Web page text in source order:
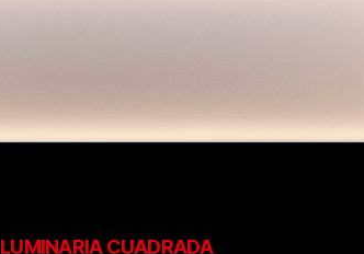
LUMINARIA CUADRADA